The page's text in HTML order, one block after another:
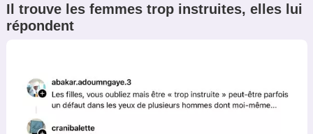
Il trouve les femmes trop instruites, elles lui
répondent